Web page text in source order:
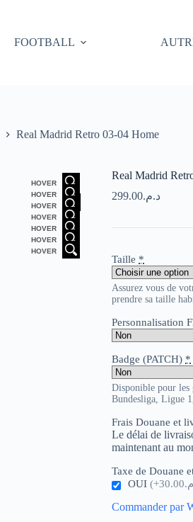
FOOTBALL
Real Madrid Retro 03-04 Home
HOVER
HOVER
HOVER
HOVER
HOVER
HOVER
HOVER
Real Madrid
د.م.299.00
Taille *
Assurez vous de
prendre sa taille
Badge (PATCH) *
Disponible pour les
Bundesliga, Ligue
Frais Douane et
Le délai de
maintenant au
Taxe de Douane
OUI
Commander par